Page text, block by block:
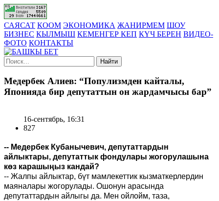
САЯСАТ КООМ ЭКОНОМИКА ЖАНИРМЕМ ШОУ
БИЗНЕС КЫЛМЫШ КЕМЕНГЕР КЕП КҮЧ БЕРЕН ВИДЕО-
ФОТО КОНТАКТЫ
Найти
Медербек Алиев: “Популизмден кайталы,
Японияда бир депутаттын он жардамчысы бар”
16-сентябрь, 16:31
827
-- Медербек Кубанычевич, депутаттардын
айлыктары, депутаттык фондулары жогорулашына
көз карашыңыз кандай?
-- Жалпы айлыктар, бүт мамлекеттик кызматкерлердин
маяналары жогорулады. Ошонун арасында
депутаттардын айлыгы да. Мен ойлойм, таза,